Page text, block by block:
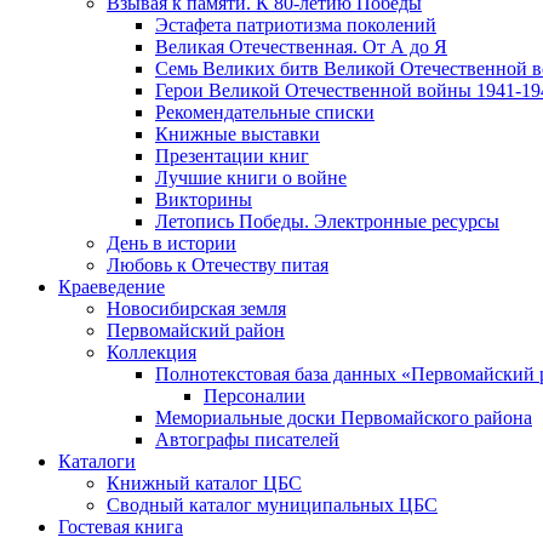
Эcтафета патриотизма поколений
Великая Отечественная. От А до Я
Семь Великих битв Великой Отечественной
Герои Великой Отечественной войны 1941-
Рекомендательные списки
Книжные выставки
Презентации книг
Лучшие книги о войне
Викторины
Летопись Победы. Электронные ресурсы
День в истории
Любовь к Отечеству питая
Краеведение
Новосибирская земля
Первомайский район
Коллекция
Полнотекстовая база данных «Первомайский
Персоналии
Мемориальные доски Первомайского района
Автографы писателей
Каталоги
Книжный каталог ЦБС
Сводный каталог муниципальных ЦБС
Гостевая книга